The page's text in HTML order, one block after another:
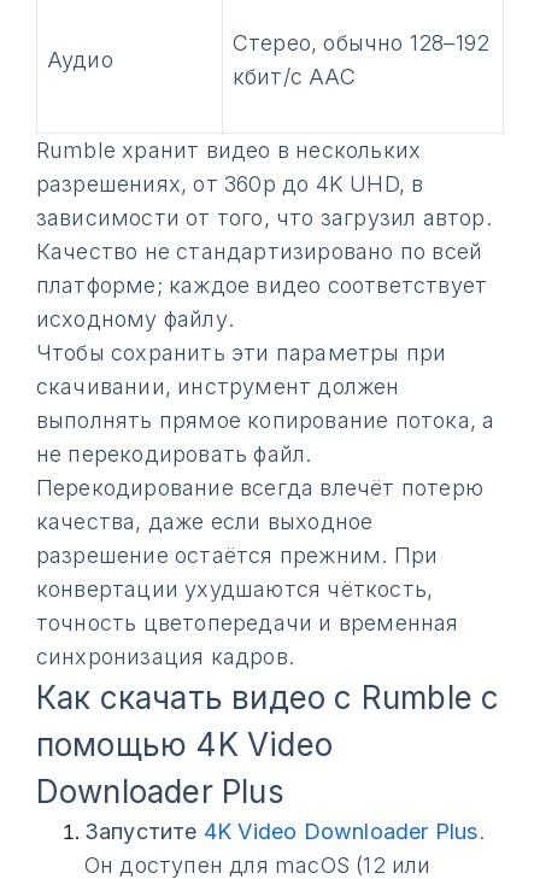
Аудио
Стерео, обычно 128–192
кбит/с AAC
Rumble хранит видео в нескольких
разрешениях, от 360p до 4K UHD, в
зависимости от того, что загрузил автор.
Качество не стандартизировано по всей
платформе; каждое видео соответствует
исходному файлу.
Чтобы сохранить эти параметры при
скачивании, инструмент должен
выполнять прямое копирование потока, а
не перекодировать файл.
Перекодирование всегда влечёт потерю
качества, даже если выходное
разрешение остаётся прежним. При
конвертации ухудшаются чёткость,
точность цветопередачи и временная
синхронизация кадров.
Как скачать видео с Rumble с
помощью 4K Video
Downloader Plus
Запустите 4K Video Downloader Plus.
Он доступен для macOS (12 или